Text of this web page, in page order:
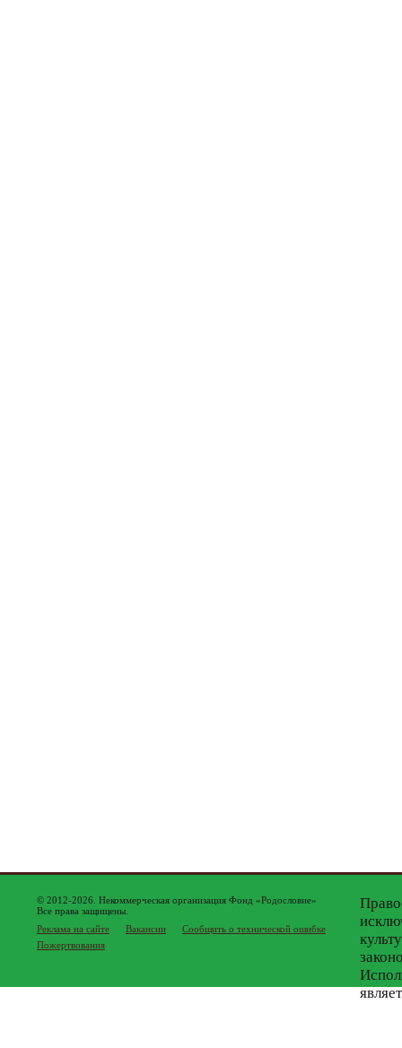
© 2012-2026. Некоммерческая организация Фонд «Родословие»
Все права защищены.
Реклама на сайте
Вакансии
Сообщить о технической ошибке
Пожертвования